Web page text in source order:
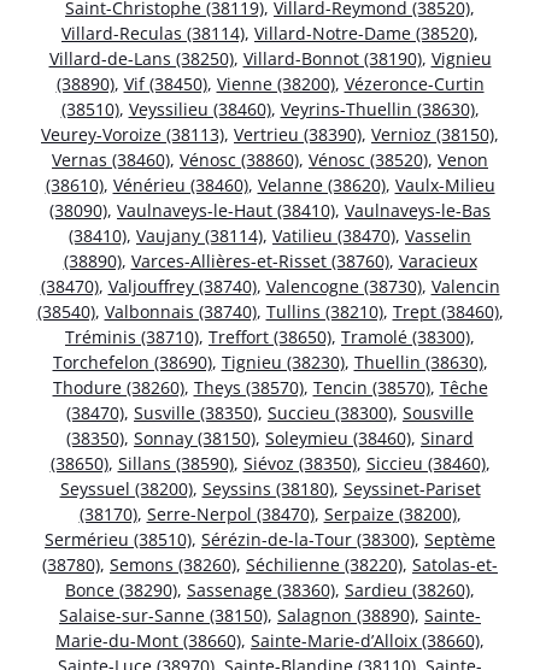
Saint-Christophe (38119), Villard-Reymond (38520),
Villard-Reculas (38114), Villard-Notre-Dame (38520),
Villard-de-Lans (38250), Villard-Bonnot (38190), Vignieu
(38890), Vif (38450), Vienne (38200), Vézeronce-Curtin
(38510), Veyssilieu (38460), Veyrins-Thuellin (38630),
Veurey-Voroize (38113), Vertrieu (38390), Vernioz (38150),
Vernas (38460), Vénosc (38860), Vénosc (38520), Venon
(38610), Vénérieu (38460), Velanne (38620), Vaulx-Milieu
(38090), Vaulnaveys-le-Haut (38410), Vaulnaveys-le-Bas
(38410), Vaujany (38114), Vatilieu (38470), Vasselin
(38890), Varces-Allières-et-Risset (38760), Varacieux
(38470), Valjouffrey (38740), Valencogne (38730), Valencin
(38540), Valbonnais (38740), Tullins (38210), Trept (38460),
Tréminis (38710), Treffort (38650), Tramolé (38300),
Torchefelon (38690), Tignieu (38230), Thuellin (38630),
Thodure (38260), Theys (38570), Tencin (38570), Têche
(38470), Susville (38350), Succieu (38300), Sousville
(38350), Sonnay (38150), Soleymieu (38460), Sinard
(38650), Sillans (38590), Siévoz (38350), Siccieu (38460),
Seyssuel (38200), Seyssins (38180), Seyssinet-Pariset
(38170), Serre-Nerpol (38470), Serpaize (38200),
Sermérieu (38510), Sérézin-de-la-Tour (38300), Septème
(38780), Semons (38260), Séchilienne (38220), Satolas-et-
Bonce (38290), Sassenage (38360), Sardieu (38260),
Salaise-sur-Sanne (38150), Salagnon (38890), Sainte-
Marie-du-Mont (38660), Sainte-Marie-d’Alloix (38660),